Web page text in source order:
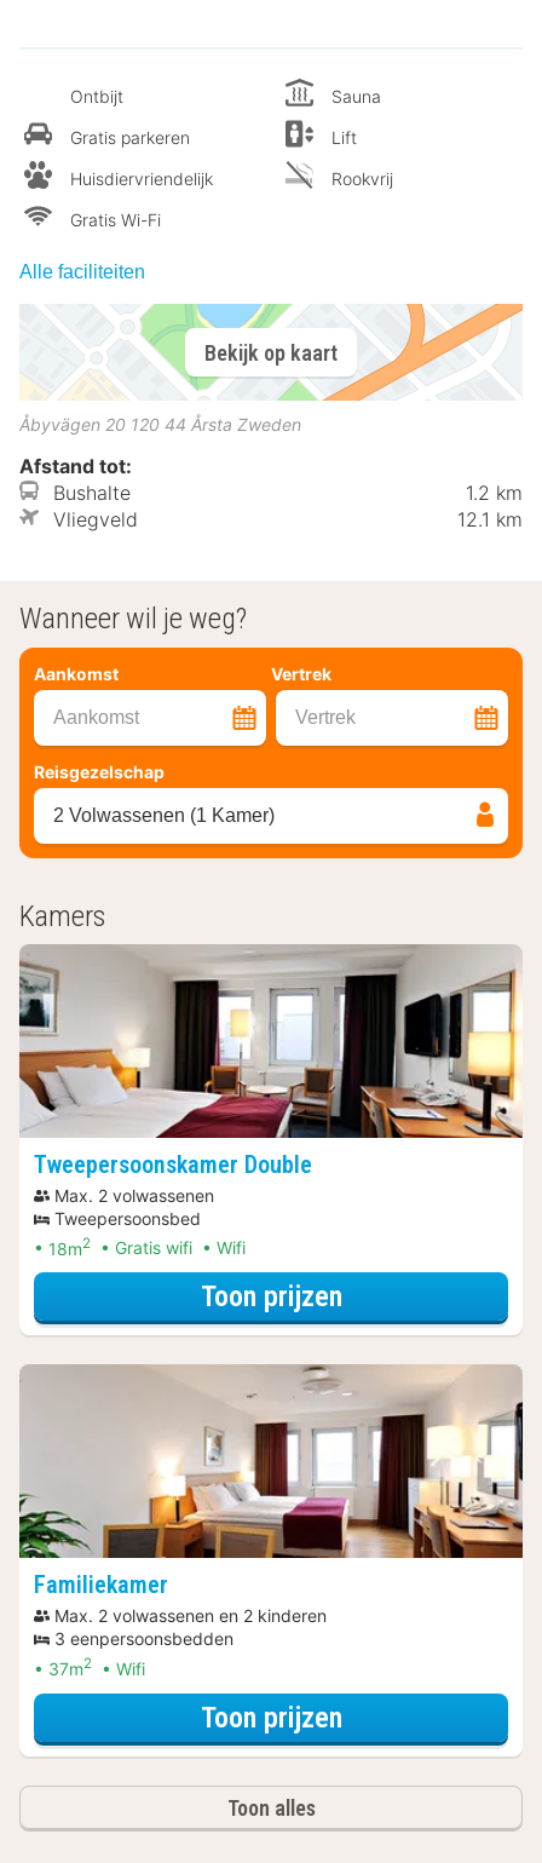
Ontbijt
Gratis parkeren
Huisdiervriendelijk
Gratis Wi-Fi
Sauna
Lift
Rookvrij
Alle faciliteiten
Bekijk op kaart
Åbyvägen 20 120 44 Årsta Zweden
Afstand tot:
Bushalte
1.2 km
Vliegveld
12.1 km
Wanneer wil je weg?
Aankomst Vertrek
Aankomst Vertrek
Reisgezelschap
2 Volwassenen (1 Kamer)
Kamers
Tweepersoonskamer Double
Max. 2 volwassenen
Tweepersoonsbed
18m2 Gratis wifi Wifi
Toon prijzenvoor Late
Familiekamer
Max. 2 volwassenen en 2 kinderen
3 eenpersoonsbedden
37m2 Wifi
Toon prijzenvoor 3=2 Special
Toon alles